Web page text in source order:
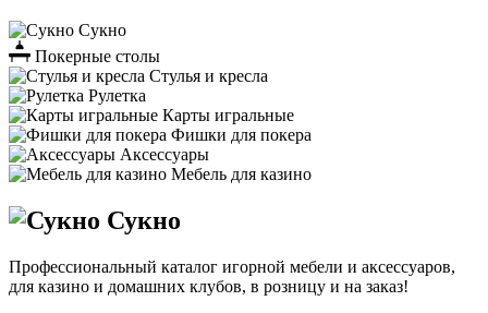
Сукно
Покерные столы
Стулья и кресла
Рулетка
Карты игральные
Фишки для покера
Аксессуары
Мебель для казино
Сукно
Профессиональный каталог игорной мебели и аксессуаров,
для казино и домашних клубов, в розницу и на заказ!